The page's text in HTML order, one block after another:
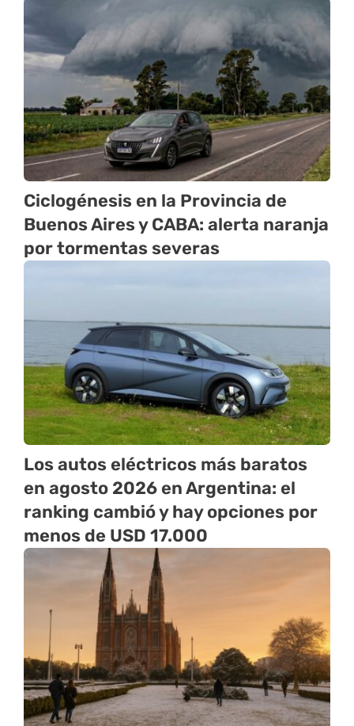
Ciclogénesis en la Provincia de
Buenos Aires y CABA: alerta naranja
por tormentas severas
Los autos eléctricos más baratos
en agosto 2026 en Argentina: el
ranking cambió y hay opciones por
menos de USD 17.000